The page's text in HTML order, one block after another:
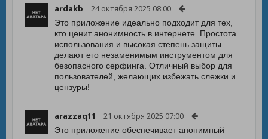
ardakb 24 октября 2025 08:00
Это приложение идеально подходит для тех,
кто ценит анонимность в интернете. Простота
использования и высокая степень защиты
делают его незаменимым инструментом для
безопасного серфинга. Отличный выбор для
пользователей, желающих избежать слежки и
цензуры!
arazzaq11 21 октября 2025 07:00
Это приложение обеспечивает анонимный